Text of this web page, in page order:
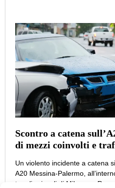
Scontro a catena
di mezzi coinvolti e
Un violento incidente a catena
A20 Messina-Palermo,
tra gli svincoli di Milazzo e